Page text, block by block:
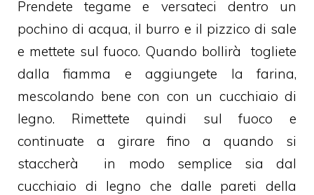
Prendete
tegame e versateci dentro un
pochino di acqua, il burro e il pizzico di sale
e mettete sul fuoco. Quando bollirà togliete
dalla fiamma e aggiungete la farina,
mescolando bene con con un cucchiaio di
legno. Rimettete quindi sul fuoco e
continuate a girare fino a quando si
staccherà in modo semplice sia dal
cucchiaio di legno che dalle pareti della